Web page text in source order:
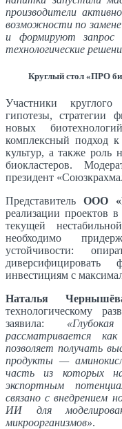
производители
возможности по замене
и формируют
технологические
Круглый стол «ПРО
Участники
гипотезы, стратегии
новых
комплексный подход к
культур, а также роль
биокластеров.
президент
ПредставительООО
реализации проектов
текущей
необходимо
устойчивости:
инвестициям с
Наталья
технологическому
заявила:
рассматривается
позволяет получать
продукты —
часть из которых
экспортным
связано с внедрением
ИИ для
микроорганизмов».